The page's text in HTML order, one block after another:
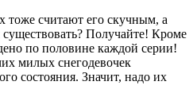
тоже считают его скучным, а
Получайте! Кроме
по половине каждой серии!
милых снегодевочек
состояния. Значит, надо их